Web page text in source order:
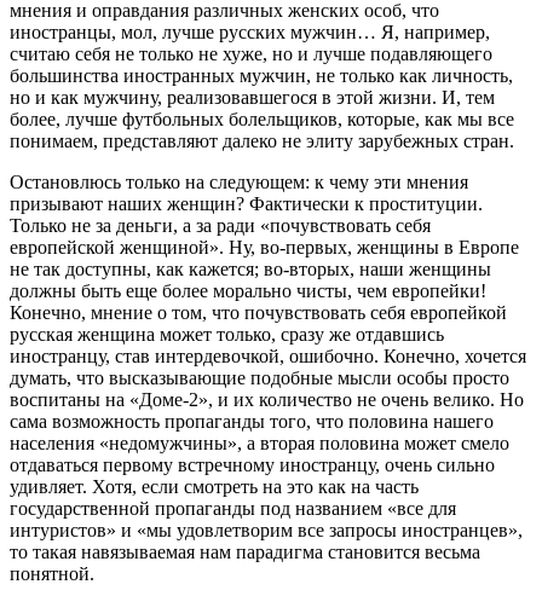
мнения и оправдания различных женских особ, что
иностранцы, мол, лучше русских мужчин… Я, например,
считаю себя не только не хуже, но и лучше подавляющего
большинства иностранных мужчин, не только как личность,
но и как мужчину, реализовавшегося в этой жизни. И, тем
более, лучше футбольных болельщиков, которые, как мы все
понимаем, представляют далеко не элиту зарубежных стран.
Остановлюсь только на следующем: к чему эти мнения
призывают наших женщин? Фактически к проституции.
Только не за деньги, а за ради «почувствовать себя
европейской женщиной». Ну, во-первых, женщины в Европе
не так доступны, как кажется; во-вторых, наши женщины
должны быть еще более морально чисты, чем европейки!
Конечно, мнение о том, что почувствовать себя европейкой
русская женщина может только, сразу же отдавшись
иностранцу, став интердевочкой, ошибочно. Конечно, хочется
думать, что высказывающие подобные мысли особы просто
воспитаны на «Доме-2», и их количество не очень велико. Но
сама возможность пропаганды того, что половина нашего
населения «недомужчины», а вторая половина может смело
отдаваться первому встречному иностранцу, очень сильно
удивляет. Хотя, если смотреть на это как на часть
государственной пропаганды под названием «все для
интуристов» и «мы удовлетворим все запросы иностранцев»,
то такая навязываемая нам парадигма становится весьма
понятной.